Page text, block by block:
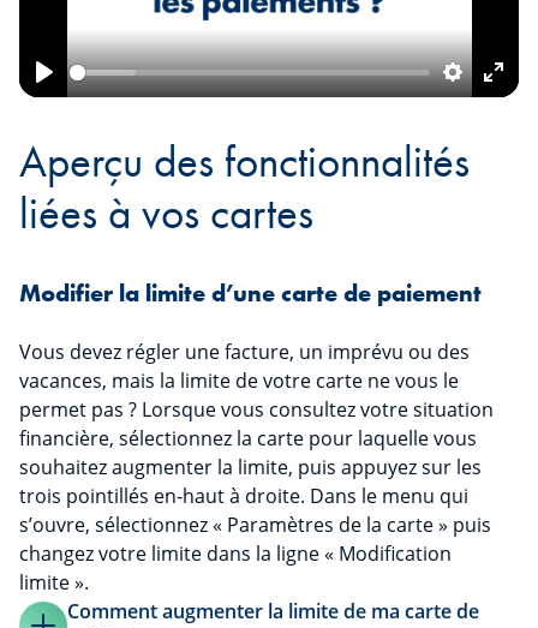
Play Settings
Aperçu des fonctionnalités
liées à vos cartes
Modifier la limite d’une carte de paiement
Vous devez régler une facture, un imprévu ou des
vacances, mais la limite de votre carte ne vous le
permet pas ? Lorsque vous consultez votre situation
financière, sélectionnez la carte pour laquelle vous
souhaitez augmenter la limite, puis appuyez sur les
trois pointillés en-haut à droite. Dans le menu qui
s’ouvre, sélectionnez « Paramètres de la carte » puis
changez votre limite dans la ligne « Modification
limite ».
Comment augmenter la limite de ma carte de